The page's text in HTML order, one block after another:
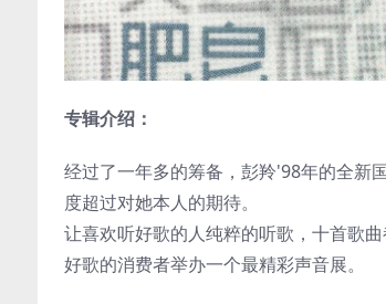
专辑介绍：
经过了一年多的筹备，彭羚'98年的全新
度超过对她本人的期待。
让喜欢听好歌的人纯粹的听歌，十首歌
好歌的消费者举办一个最精彩声音展。